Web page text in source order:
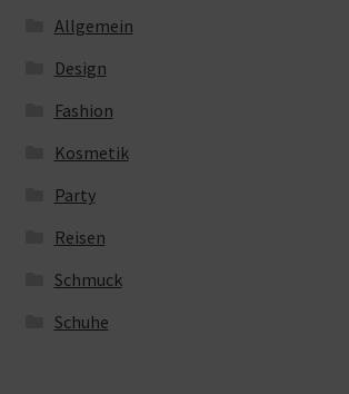
Allgemein
Design
Fashion
Kosmetik
Party
Reisen
Schmuck
Schuhe